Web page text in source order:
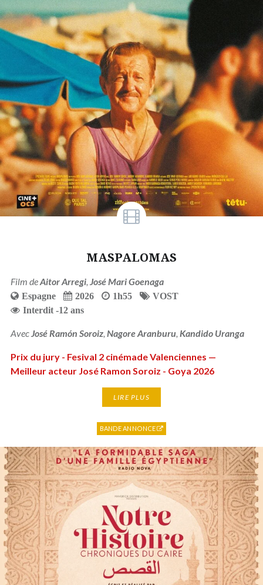
MASPALOMAS
Film deAitor Arregi, José Mari Goenaga
Espagne 2026 1h55
VOST
Interdit -12 ans
AvecJosé Ramón Soroiz, Nagore Aranburu, Kandido Uranga
Prix du jury - Fesival 2 cinémade Valenciennes —
Meilleur acteur José Ramon Soroiz - Goya 2026
LIRE PLUS
BANDE ANNONCE